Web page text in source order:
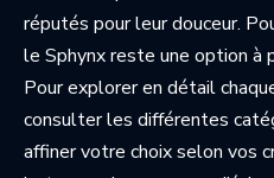
réputés pour leur douceur.
le Sphynx reste une option à
Pour explorer en détail
consulter les différentes
affiner votre choix selon vos